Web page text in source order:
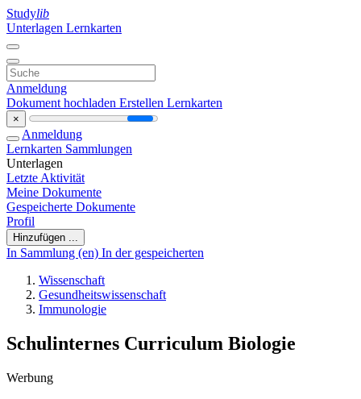
Studylib
Unterlagen Lernkarten
Anmeldung
Dokument hochladen Erstellen Lernkarten
×
Anmeldung
Lernkarten Sammlungen
Unterlagen
Letzte Aktivität
Meine Dokumente
Gespeicherte Dokumente
Profil
Hinzufügen ...
In Sammlung (en) In der gespeicherten
Wissenschaft
Gesundheitswissenschaft
Immunologie
Schulinternes Curriculum Biologie
Werbung